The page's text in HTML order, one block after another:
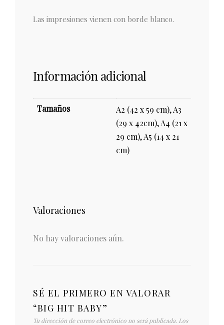
Las impresiones vienen con borde blanco.
Información adicional
Tamaños
A2 (42 x 59 cm), A3
(29 x 42cm), A4 (21 x
29 cm), A5 (14 x 21
cm)
Valoraciones
No hay valoraciones aún.
SÉ EL PRIMERO EN VALORAR
“BIG HIT BABY”
Tu dirección de correo electrónico no será publicada. Los